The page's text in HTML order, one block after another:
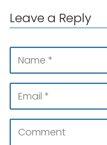
Leave a Reply